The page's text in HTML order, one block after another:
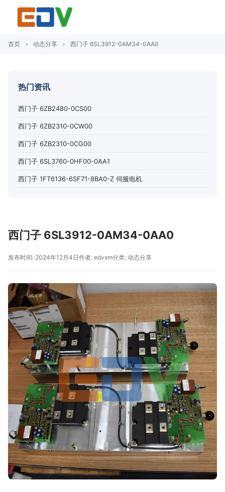
首页 › 动态分享 › 西门子 6SL3912-0AM34-0AA0
西门子 6SL3912-0AM34-0AA0
发布时间: 2024年12月4日作者: edvxm分类: 动态分享
热门资讯
西门子 6ZB2480-0CS00
西门子 6ZB2310-0CW00
西门子 6ZB2310-0CG00
西门子 6SL3760-0HF00-0AA1
西门子 1FT6136-6SF71-8BA0-Z 伺服电机